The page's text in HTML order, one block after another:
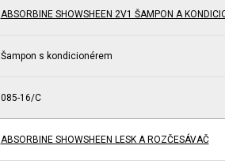
ABSORBINE SHOWSHEEN 2V1 ŠAMPON A
Šampon s kondicionérem
085-16/C
ABSORBINE SHOWSHEEN LESK A ROZČESÁVAČ